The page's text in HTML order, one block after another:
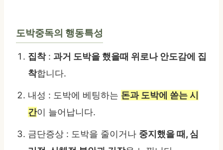
도박중독의 행동특성
집착: 과거 도박을 했을때 위로나 안도감에 집
착합니다.
내성 : 도박에 베팅하는 돈과 도박에 쏟는 시
간이 늘어납니다.
금단증상 : 도박을 줄이거나 중지했을 때, 심